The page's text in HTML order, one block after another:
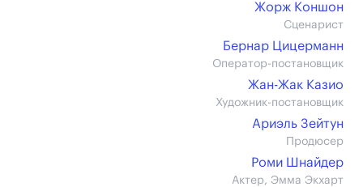
Жорж Коншон
Сценарист
Бернар Цицерманн
Оператор-постановщик
Жан-Жак Казио
Художник-постановщик
Ариэль Зейтун
Продюсер
Роми Шнайдер
Актер, Эмма Экхарт